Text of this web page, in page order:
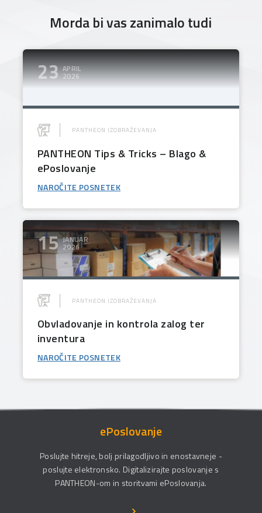
Morda bi vas zanimalo tudi
23 APRIL
2026
PANTHEON IZOBRAŽEVANJA
PANTHEON Tips & Tricks – Blago &
ePoslovanje
NAROČITE POSNETEK
15 JANUAR
2026
PANTHEON IZOBRAŽEVANJA
Obvladovanje in kontrola zalog ter
inventura
NAROČITE POSNETEK
ePoslovanje
Poslujte hitreje, bolj prilagodljivo in enostavneje -
poslujte elektronsko. Digitalizirajte poslovanje s
PANTHEON-om in storitvami ePoslovanja.